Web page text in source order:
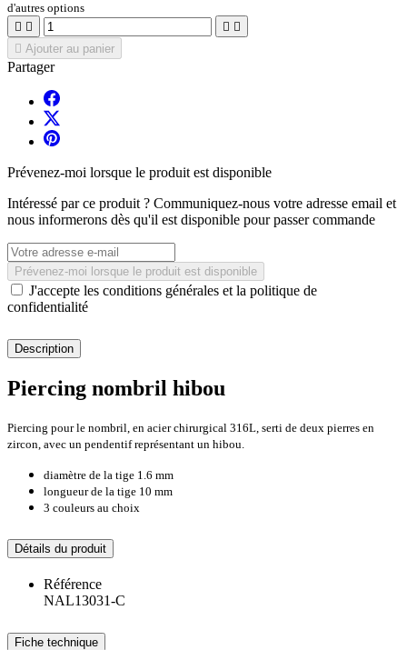
d'autres options
   
 Ajouter au panier
Partager
Prévenez-moi lorsque le produit est disponible
Intéressé par ce produit ? Communiquez-nous votre adresse email et
nous informerons dès qu'il est disponible pour passer commande
Prévenez-moi lorsque le produit est disponible
J'accepte les conditions générales et la politique de
confidentialité
Description
Piercing nombril hibou
Piercing pour le nombril, en acier chirurgical 316L, serti de deux pierres en
zircon, avec un pendentif représentant un hibou.
diamètre de la tige 1.6 mm
longueur de la tige 10 mm
3 couleurs au choix
Détails du produit
Référence
NAL13031-C
Fiche technique